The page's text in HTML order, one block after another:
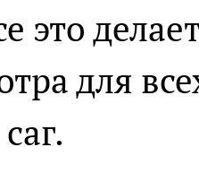
это
для